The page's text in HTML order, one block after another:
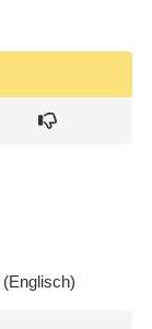
(Englisch)